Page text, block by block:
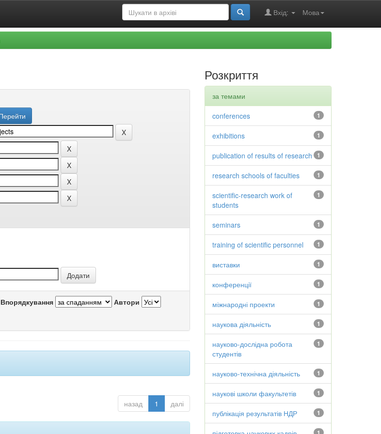
Мова
Вхід:
Впорядкування Автори
назад 1 далі
Розкриття
за темами
1
conferences
1
exhibitions
1
publication of results of research
1
research schools of faculties
1
scientific-research work of
students
1
seminars
1
training of scientific personnel
1
виставки
1
конференції
1
міжнародні проекти
1
наукова діяльність
1
науково-дослідна робота
студентів
1
науково-технічна діяльність
1
наукові школи факультетів
1
публікація результатів НДР